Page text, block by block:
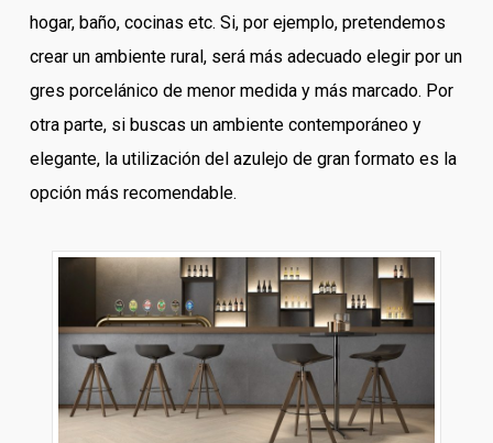
hogar, baño, cocinas etc. Si, por ejemplo, pretendemos
crear un ambiente rural, será más adecuado elegir por un
gres porcelánico de menor medida y más marcado. Por
otra parte, si buscas un ambiente contemporáneo y
elegante, la utilización del azulejo de gran formato es la
opción más recomendable.